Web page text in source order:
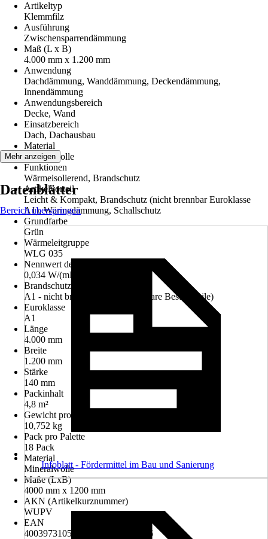
Artikeltyp
Klemmfilz
Ausführung
Zwischensparrendämmung
Maß (L x B)
4.000 mm x 1.200 mm
Anwendung
Dachdämmung, Wanddämmung, Deckendämmung,
Innendämmung
Anwendungsbereich
Decke, Wand
Einsatzbereich
Dach, Dachausbau
Material
Mineralwolle
Funktionen
Wärmeisolierend, Brandschutz
Artikelvorteil
Leicht & Kompakt, Brandschutz (nicht brennbar Euroklasse
A1), Wärmedämmung, Schallschutz
Grundfarbe
Grün
Wärmeleitgruppe
WLG 035
Nennwert der Wärmeleitfähigkeit λD
0,034 W/(mK)
Brandschutzklasse
A1 - nicht brennbar (ohne brennbare Bestandteile)
Euroklasse
A1
Länge
4.000 mm
Breite
1.200 mm
Stärke
140 mm
Packinhalt
4,8 m²
Gewicht pro Pack
10,752 kg
Pack pro Palette
18 Pack
Material
Mineralwolle
Maße (LxB)
4000 mm x 1200 mm
AKN (Artikelkurznummer)
WUPV
EAN
4003973105303, 4003973250546
Mehr anzeigen
Datenblätter
Bereich überspringen
Infoblatt - Fördermittel im Bau und Sanierung